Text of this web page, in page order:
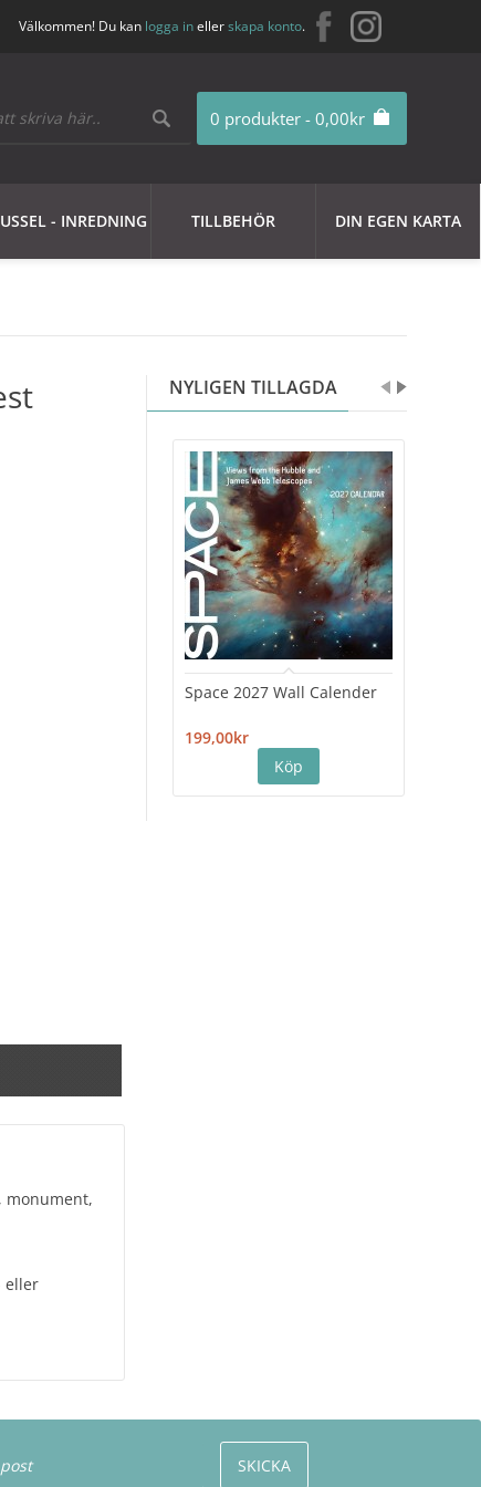
Välkommen! Du kan logga inellerskapa konto.
0 produkter - 0,00kr
- INREDNING TILLBEHÖR DIN EGEN KARTA
NYLIGEN TILLAGDA
Space 2027 Wall Calender
199,00kr
monument,
eller